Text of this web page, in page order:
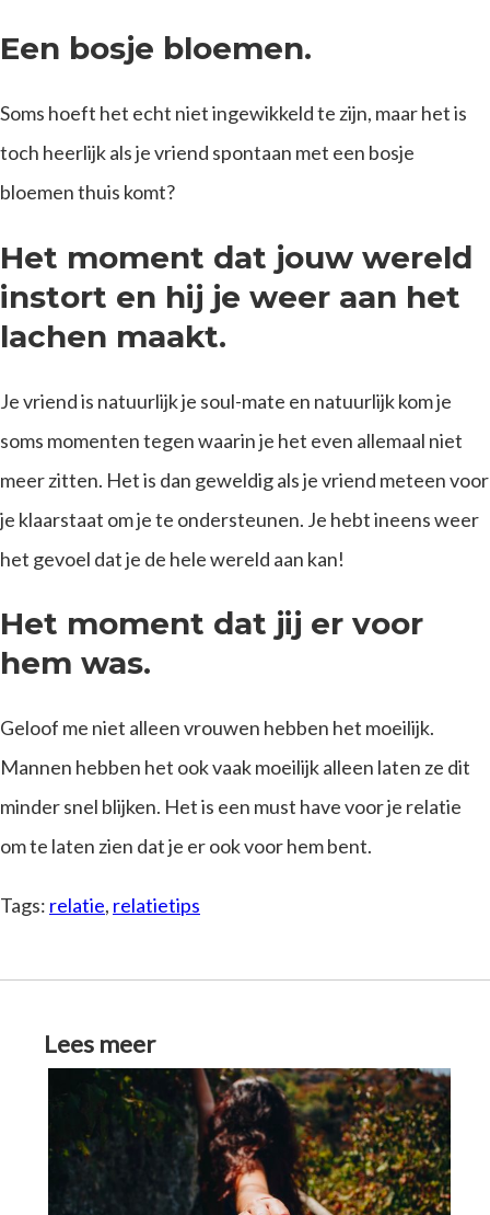
Een bosje bloemen.
Soms hoeft het echt niet ingewikkeld te zijn, maar het is
toch heerlijk als je vriend spontaan met een bosje
bloemen thuis komt?
Het moment dat jouw wereld
instort en hij je weer aan het
lachen maakt.
Je vriend is natuurlijk je soul-mate en natuurlijk kom je
soms momenten tegen waarin je het even allemaal niet
meer zitten. Het is dan geweldig als je vriend meteen voor
je klaarstaat om je te ondersteunen. Je hebt ineens weer
het gevoel dat je de hele wereld aan kan!
Het moment dat jij er voor
hem was.
Geloof me niet alleen vrouwen hebben het moeilijk.
Mannen hebben het ook vaak moeilijk alleen laten ze dit
minder snel blijken. Het is een must have voor je relatie
om te laten zien dat je er ook voor hem bent.
Tags: relatie, relatietips
Lees meer